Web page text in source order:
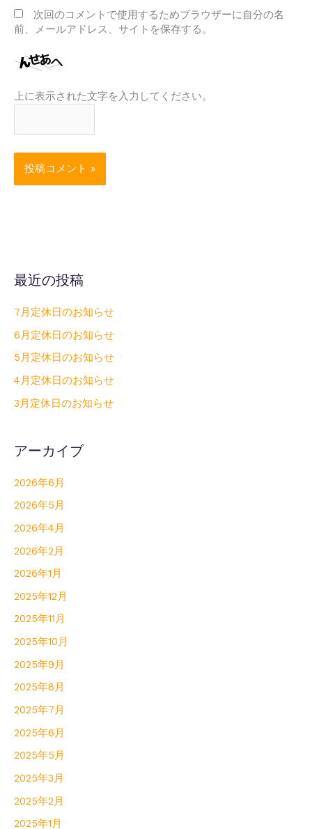
次回のコメントで使用するためブラウザーに自分の名
前、メールアドレス、サイトを保存する。
上に表示された文字を入力してください。
最近の投稿
7月定休日のお知らせ
6月定休日のお知らせ
5月定休日のお知らせ
4月定休日のお知らせ
3月定休日のお知らせ
アーカイブ
2026年6月
2026年5月
2026年4月
2026年2月
2026年1月
2025年12月
2025年11月
2025年10月
2025年9月
2025年8月
2025年7月
2025年6月
2025年5月
2025年3月
2025年2月
2025年1月